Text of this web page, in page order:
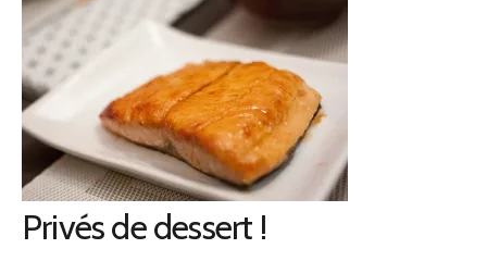
Privés de dessert !